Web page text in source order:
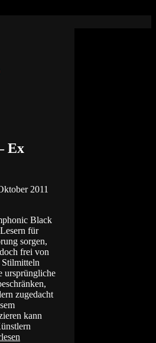
Ex
2011
Black
für
sorgen,
frei von
ursprüngliche
zugedacht
kann